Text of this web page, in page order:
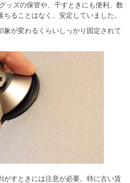
ッズの保管や、干すときにも便利。数
ることはなく、安定していました。
象が変わるくらいしっかり固定されて
がすときには注意が必要。特に古い賃